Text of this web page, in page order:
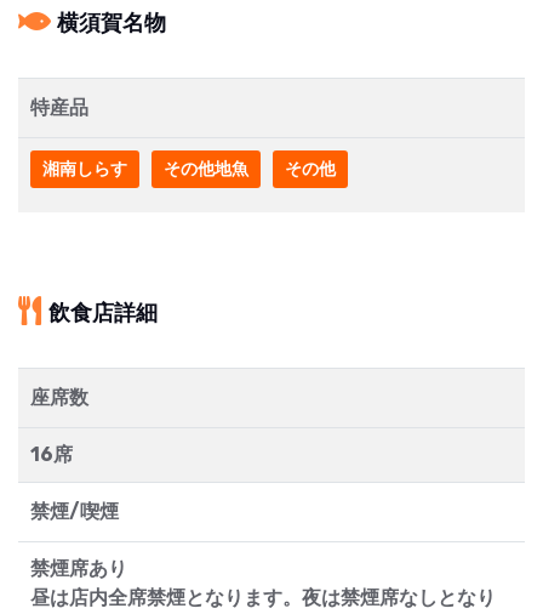
横須賀名物
特産品
湘南しらす その他地魚 その他
飲食店詳細
座席数
16席
禁煙/喫煙
禁煙席あり
昼は店内全席禁煙となります。夜は禁煙席なしとなり